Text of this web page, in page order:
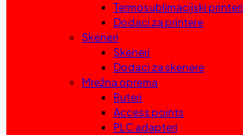
Termosublimacijski printeri
Dodaci za printere
Skeneri
Skeneri
Dodaci za skenere
Mrežna oprema
Ruteri
Access points
PLC adapteri